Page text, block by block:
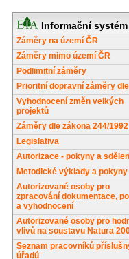
Informační systém
Záměry na území ČR
Záměry mimo území ČR
Podlimitní záměry
Prioritní dopravní záměry
Vyhodnocení změn velkých
projektů
Záměry dle zákona 244/
Legislativa
Autorizace - pokyny a
Metodické výklady a pokyny
Autorizované osoby pro
zpracování dokumentace,
a vyhodnocení
Autorizované osoby pro
vlivů na soustavu Natura
Seznam pracovníků
úřadů